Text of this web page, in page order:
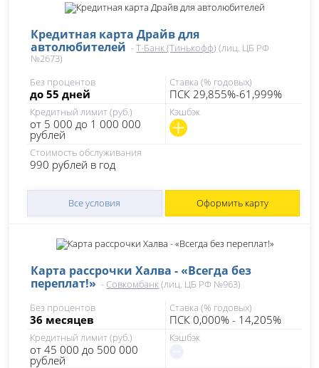
Кредитная карта Драйв для
автолюбителей -Т-Банк (Тинькофф) (лиц. ЦБ РФ
№2673)
Без процентов
до 55 дней
Ставка (% годовых)
ПСК 29,855%-61,999%
Кредитный лимит (руб.)
от 5 000 до 1 000 000
рублей
Кэшбэк
Стоимость обслуживания
990 рублей в год
Все условия Оформить карту
Карта рассрочки Халва - «Всегда без
переплат!» - Совкомбанк(лиц. ЦБ РФ №963)
Без процентов
36 месяцев
Ставка (% годовых)
ПСК 0,000% - 14,205%
Кредитный лимит (руб.)
от 45 000 до 500 000
рублей
Кэшбэк